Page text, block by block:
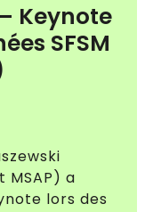
Keynote
SFSM
MSAP) a
lors des